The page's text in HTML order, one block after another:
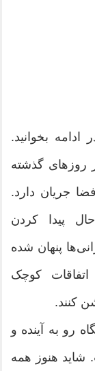
شنبه 24 خرداد 1405 را در ادامه بخوانید.
روزهای گذشته
جریان دارد.
پیدا کردن
پنهان شده
کوچک
کنند.
رو به آینده و
شاید هنوز همه